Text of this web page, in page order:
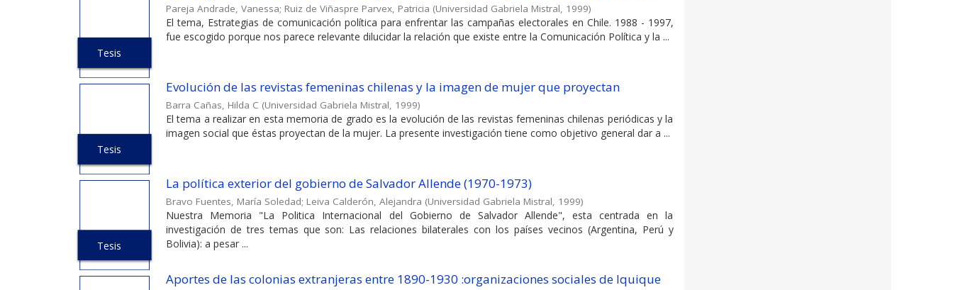
Tesis
Pareja Andrade, Vanessa; Ruiz de Viñaspre Parvex, Patricia (Universidad Gabriela Mistral, 1999)
El tema, Estrategias de comunicación política para enfrentar las campañas electorales en Chile. 1988 - 1997,
fue escogido porque nos parece relevante dilucidar la relación que existe entre la Comunicación Política y la ...
Tesis
Evolución de las revistas femeninas chilenas y la imagen de mujer que proyectan
Barra Cañas, Hilda C (Universidad Gabriela Mistral, 1999)
El tema a realizar en esta memoria de grado es la evolución de las revistas femeninas chilenas periódicas y la
imagen social que éstas proyectan de la mujer. La presente investigación tiene como objetivo general dar a ...
Tesis
La política exterior del gobierno de Salvador Allende (1970-1973)
Bravo Fuentes, María Soledad; Leiva Calderón, Alejandra (Universidad Gabriela Mistral 1999)
Nuestra Memoria "La Politica Internacional del Gobierno de Salvador Allende", esta centrada en la
investigación de tres temas que son: Las relaciones bilaterales con los países vecinos (Argentina, Perú y
Bolivia): a pesar ...
Aportes de las colonias extranjeras entre 1890-1930 :organizaciones sociales de Iquique